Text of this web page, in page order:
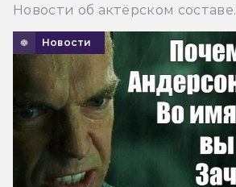
Новости об актёрском составе.
Новости